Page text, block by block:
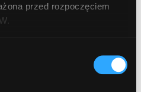
przed rozpoczęciem
cookies. Więcej:
Polityka